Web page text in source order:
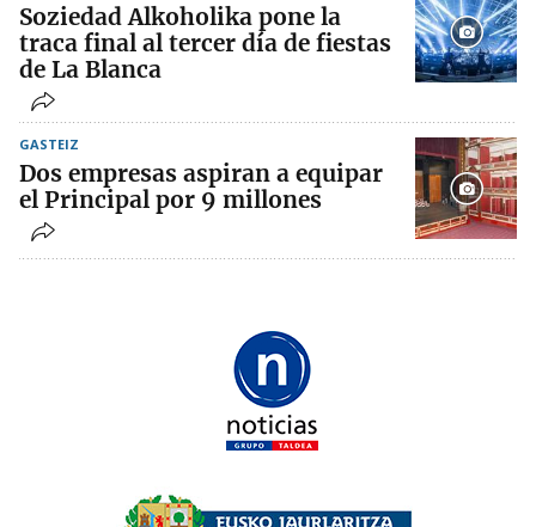
Soziedad Alkoholika pone la
traca final al tercer día de fiestas
de La Blanca
GASTEIZ
Dos empresas aspiran a equipar
el Principal por 9 millones